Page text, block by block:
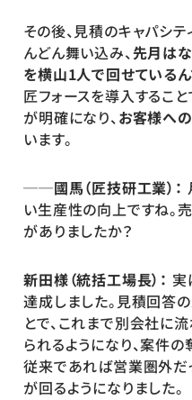
その後、見積のキャパシ
んどん舞い込み、先月は
を横山1人で回せているん
匠フォースを導入するこ
が明確になり、お客様へ
います。
──國馬（匠技研工業）：
い生産性の向上ですね。
がありましたか？
新田様（統括工場長）： 実
達成しました。見積回答
とで、これまで別会社に
られるようになり、案件の
従来であれば営業圏外
が回るようになりました。